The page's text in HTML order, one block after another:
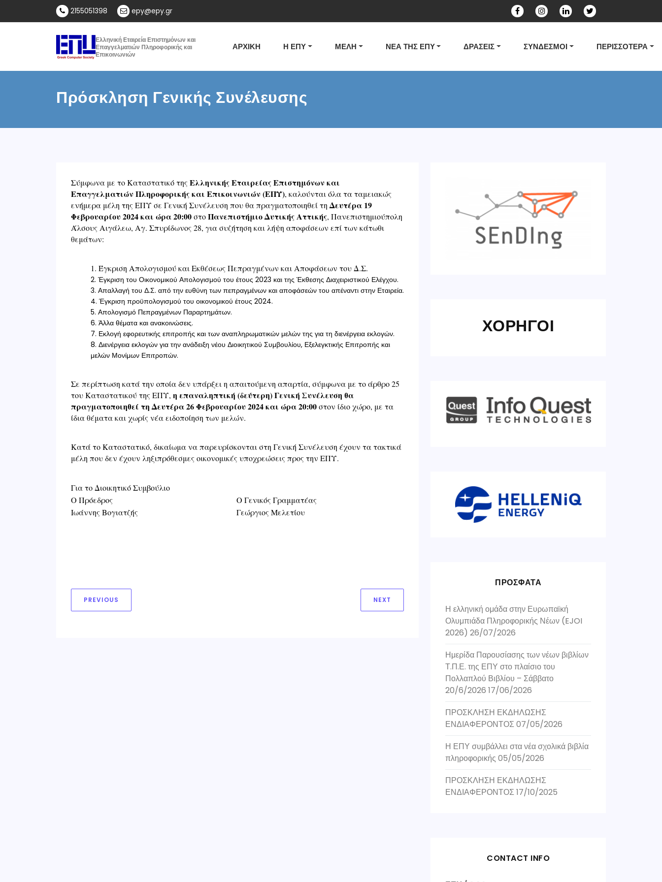
2155051398 epy@epy.gr
Ελληνική Εταιρεία Επιστημόνων και
Επαγγελματιών Πληροφορικής και
Επικοινωνιών
ΑΡΧΙΚΗ Η ΕΠΥ ΜΕΛΗ ΝΕΑ ΤΗΣ ΕΠΥ ΔΡΑΣΕΙΣ ΣΥΝΔΕΣΜΟΙ ΠΕΡΙΣΣΟΤΕΡΑ
Πρόσκληση Γενικής Συνέλευσης
Σύμφωνα με το Καταστατικό της Ελληνικής Εταιρείας Επιστημόνων και
Επαγγελματιών Πληροφορικής και Επικοινωνιών (ΕΠΥ), καλούνται όλα τα ταμειακώς
ενήμερα μέλη της ΕΠΥ σε Γενική Συνέλευση που θα πραγματοποιηθεί τη Δευτέρα 19
Φεβρουαρίου 2024 και ώρα 20:00στοΠανεπιστήμιο Δυτικής Αττικής, Πανεπιστημιούπολη
Άλσους Αιγάλεω, Αγ. Σπυρίδωνος 28, για συζήτηση και λήψη αποφάσεων επί των κάτωθι
θεμάτων:
1. Έγκριση Απολογισμού και Εκθέσεως Πεπραγμένων και Αποφάσεων του Δ.Σ.
2. Έγκριση του Οικονομικού Απολογισμού του έτους 2023 και της Έκθεσης Διαχειριστικού Ελέγχου.
3. Απαλλαγή του Δ.Σ. από την ευθύνη των πεπραγμένων και αποφάσεών του απέναντι στην Εταιρεία.
4. Έγκριση προϋπολογισμού του οικονομικού έτους 2024.
5. Απολογισμό Πεπραγμένων Παραρτημάτων.
6. Άλλα θέματα και ανακοινώσεις.
7. Εκλογή εφορευτικής επιτροπής και των αναπληρωματικών μελών της για τη διενέργεια εκλογών.
8. Διενέργεια εκλογών για την ανάδειξη νέου Διοικητικού Συμβουλίου, Εξελεγκτικής Επιτροπής και
μελών Μονίμων Επιτροπών.
Σε περίπτωση κατά την οποία δεν υπάρξει η απαιτούμενη απαρτία, σύμφωνα με το άρθρο 25
του Καταστατικού της ΕΠΥ, η επαναληπτική (δεύτερη) Γενική Συνέλευση θα
πραγματοποιηθεί τη Δευτέρα 26 Φεβρουαρίου 2024 και ώρα 20:00στον ίδιο χώρο, με τα
ίδια θέματα και χωρίς νέα ειδοποίηση των μελών.
Κατά το Καταστατικό, δικαίωμα να παρευρίσκονται στη Γενική Συνέλευση έχουν τα τακτικά
μέλη που δεν έχουν ληξιπρόθεσμες οικονομικές υποχρεώσεις προς την ΕΠΥ.
Για το Διοικητικό Συμβούλιο
Ο Πρόεδρος
Ιωάννης Βογιατζής
Ο Γενικός Γραμματέας
Γεώργιος Μελετίου
PREVIOUS NEXT
ΧΟΡΗΓΟΙ
ΠΡΟΣΦΑΤΑ
Η ελληνική ομάδα στην Ευρωπαϊκή
Ολυμπιάδα Πληροφορικής Νέων (EJOI
2026) 26/07/2026
Ημερίδα Παρουσίασης των νέων βιβλίων
Τ.Π.Ε. της ΕΠΥ στο πλαίσιο του
Πολλαπλού Βιβλίου – Σάββατο
20/6/2026 17/06/2026
ΠΡΟΣΚΛΗΣΗ ΕΚΔΗΛΩΣΗΣ
ΕΝΔΙΑΦΕΡΟΝΤΟΣ07/05/2026
Η ΕΠΥ συμβάλλει στα νέα σχολικά βιβλία
πληροφορικής 05/05/2026
ΠΡΟΣΚΛΗΣΗ ΕΚΔΗΛΩΣΗΣ
ΕΝΔΙΑΦΕΡΟΝΤΟΣ17/10/2025
CONTACT INFO